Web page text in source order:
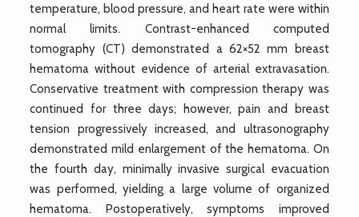
temperature, blood pressure, and heart rate were within
normal limits. Contrast-enhanced computed
tomography (CT) demonstrated a 62×52 mm breast
hematoma without evidence of arterial extravasation.
Conservative treatment with compression therapy was
continued for three days; however, pain and breast
tension progressively increased, and ultrasonography
demonstrated mild enlargement of the hematoma. On
the fourth day, minimally invasive surgical evacuation
was performed, yielding a large volume of organized
hematoma. Postoperatively, symptoms improved